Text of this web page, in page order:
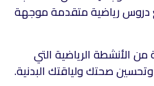
دروس رياضية متقدمة موجهة
الأنشطة الرياضية التي
صحتك ولياقتك البدنية.